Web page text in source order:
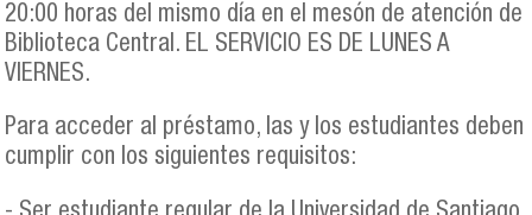
20:00 horas del mismo día en el mesón de atención de
Biblioteca Central. EL SERVICIO ES DE LUNES A
VIERNES.
Para acceder al préstamo, las y los estudiantes deben
cumplir con los siguientes requisitos: